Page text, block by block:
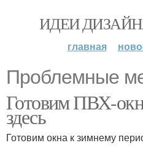
ИДЕИ
главная
Проблемные
Готовим ПВХ-
здесь
Готовим окна к зимнему